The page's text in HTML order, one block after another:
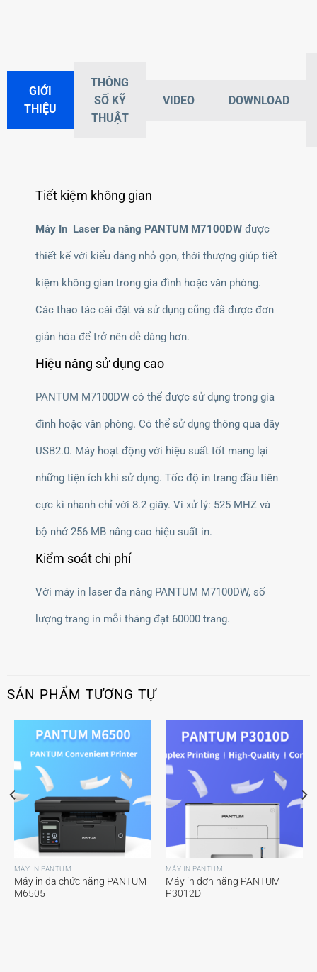
GIỚI
THIỆU
THÔNG
SỐ KỸ
THUẬT
VIDEO DOWNLOAD
Tiết kiệm không gian
Máy In Laser Đa năng PANTUM M7100DW được
thiết kế với kiểu dáng nhỏ gọn, thời thượng giúp tiết
kiệm không gian trong gia đình hoặc văn phòng.
Các thao tác cài đặt và sử dụng cũng đã được đơn
giản hóa để trở nên dễ dàng hơn.
Hiệu năng sử dụng cao
PANTUM M7100DW có thể được sử dụng trong gia
đình hoặc văn phòng. Có thể sử dụng thông qua dây
USB2.0. Máy hoạt động với hiệu suất tốt mang lại
những tiện ích khi sử dụng. Tốc độ in trang đầu tiên
cực kì nhanh chỉ với 8.2 giây. Vi xử lý: 525 MHZ và
bộ nhớ 256 MB nâng cao hiệu suất in.
Kiểm soát chi phí
Với máy in laser đa năng PANTUM M7100DW, số
lượng trang in mỗi tháng đạt 60000 trang.
SẢN PHẨM TƯƠNG TỰ
MÁY IN PANTUM
Máy in đa chức năng PANTUM
M6505
MÁY IN PANTUM
Máy in đơn năng PANTUM
P3012D